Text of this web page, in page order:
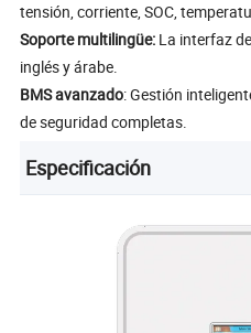
tensión, corriente, SOC,
Soporte multilingüe: La interfaz
inglés y árabe.
BMS avanzado: Gestión
de seguridad completas.
Especificación